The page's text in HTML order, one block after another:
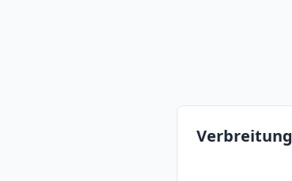
Verbreitung